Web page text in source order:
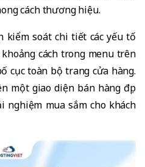
cách thương hiệu.
kiểm soát chi tiết các yếu tố
cách trong menu trên
cục toàn bộ trang cửa hàng.
một giao diện bán hàng đẹp
nghiệm mua sắm cho khách